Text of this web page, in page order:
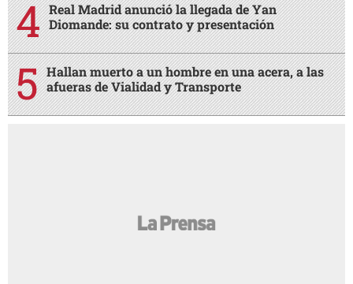
Real Madrid anunció la llegada de Yan
Diomande: su contrato y presentación
Hallan muerto a un hombre en una acera, a las
afueras de Vialidad y Transporte